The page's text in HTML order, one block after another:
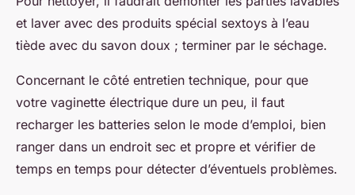
et laver avec des produits spécial sextoys à l’eau
tiède avec du savon doux ; terminer par le séchage.
Concernant le côté entretien technique, pour que
votre vaginette électrique dure un peu, il faut
recharger les batteries selon le mode d’emploi, bien
ranger dans un endroit sec et propre et vérifier de
temps en temps pour détecter d’éventuels problèmes.